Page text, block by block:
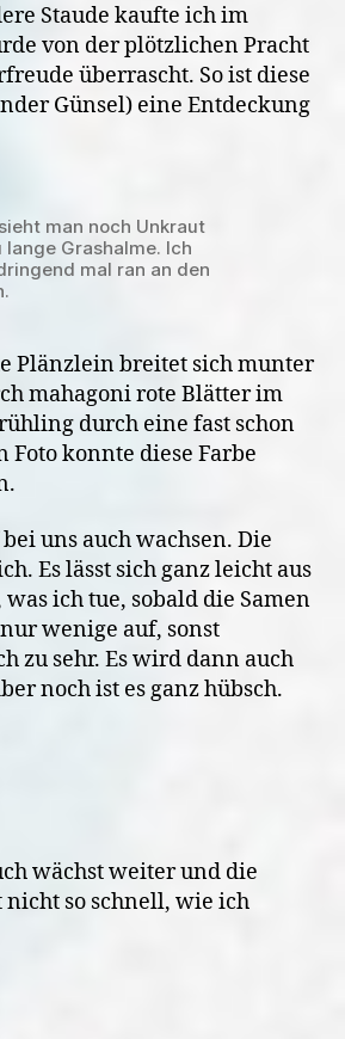
Staude kaufte ich im
von der plötzlichen Pracht
überrascht. So ist diese
Günsel) eine Entdeckung
man noch Unkraut
lange Grashalme. Ich
mal ran an den
Plänzlein breitet sich munter
mahagoni rote Blätter im
durch eine fast schon
Foto konnte diese Farbe
uns auch wachsen. Die
Es lässt sich ganz leicht aus
ich tue, sobald die Samen
wenige auf, sonst
zu sehr. Es wird dann auch
noch ist es ganz hübsch.
wächst weiter und die
so schnell, wie ich